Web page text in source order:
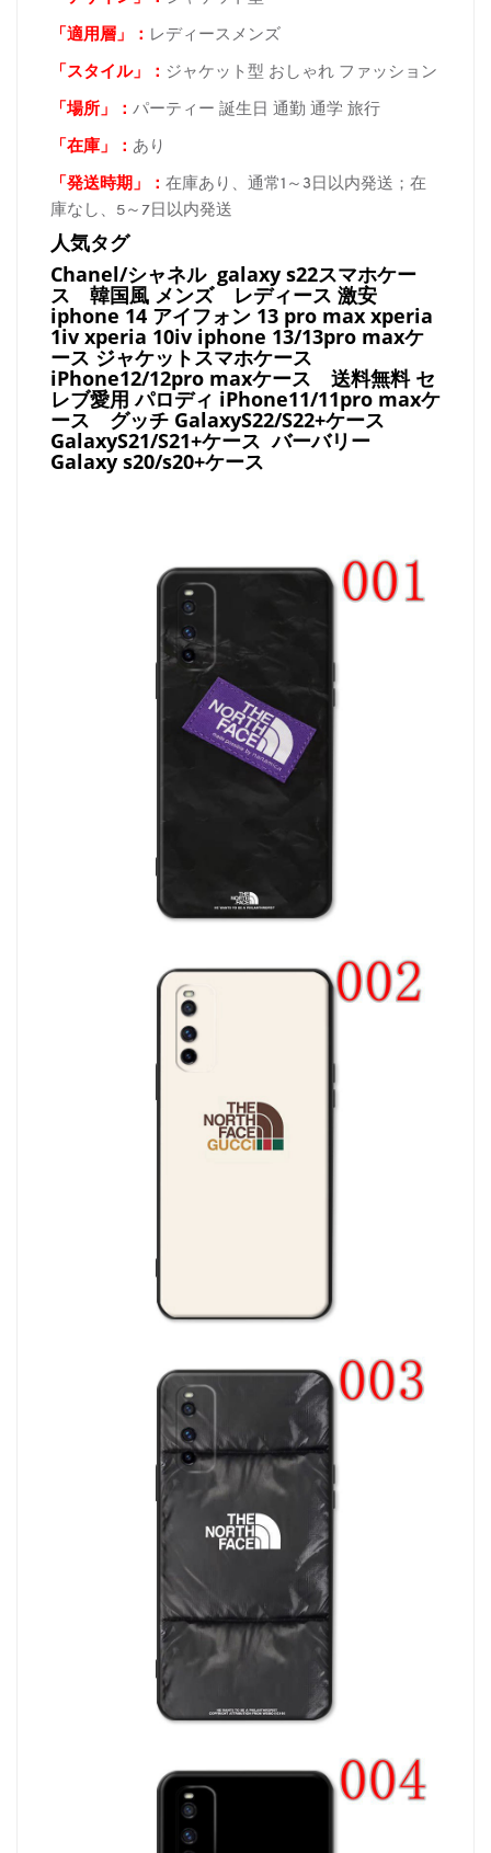
「適用層」： レディースメンズ
「スタイル」： ジャケット型 おしゃれ ファッション
「場所 」： パーティー 誕生日 通勤 通学 旅行
「在庫 」： あり
「発送時期 」： 在庫あり、通常1～3日以内発送；在
庫なし、5～7日以内発送
人気タグ
Chanel/シャネル galaxy s22スマホケー
ス 韓国風 メンズ レディース 激安
iphone 14 アイフォン 13 pro max xperia
1iv xperia 10iv iphone 13/13pro maxケ
ース ジャケットスマホケース
iPhone12/12pro maxケース 送料無料 セ
レブ愛用 パロディ iPhone11/11pro maxケ
ース グッチ GalaxyS22/S22+ケース
GalaxyS21/S21+ケース バーバリー
Galaxy s20/s20+ケース